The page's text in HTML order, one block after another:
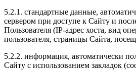
5.2.1. стандартные данные,
сервером при доступе к Сайту и
Пользователя (IP-адрес хоста, вид
пользователя, страницы Сайта,
5.2.2. информация, автоматически
Сайту с использованием закладок